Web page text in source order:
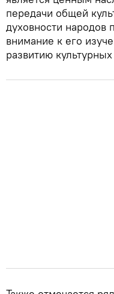
передачи общей
духовности народов
внимание к его
развитию